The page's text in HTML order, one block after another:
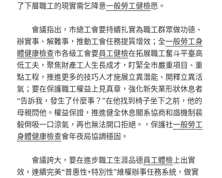
了下層職工的現實需乞降意一般勞工健檢愿。
會議指出，市總工會要持續扎實為職工群眾做功德、
辦實事、解難事，推動工會任務提質增效；全一般勞工身
體健康檢查市各級工會要員工健檢在拓展職工奮斗平臺高
低工夫，聚焦財產工人生長成才，盯緊全市嚴重項目、重
點工程，推進更多的技巧人才施展立異潛能、開釋立異活
氣；要在保護職工權益上見真章，強化新失業形狀休息者
“告訴我，發生了什麼事？”在他找到椅子坐下之前，他的
母親問他。權益保證，推進健全休息關系協商和諧機制裴
毅倒吸一口涼氣，再也無法開口拒絕。，保護社一般勞工
身體健康檢查會年夜局協調穩固。
會議誇大，要在進步職工生涯品德員工體檢 上出實
效，連續完美“普惠性+特別性”維權辦事任務系統，做實